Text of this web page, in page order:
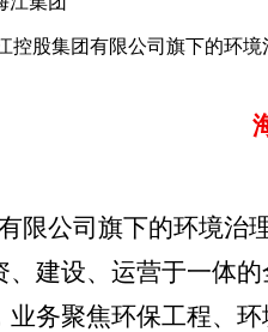
股集团有限公司旗下的环
限公司旗下的环境治
建设、运营于一体
务聚焦环保工程、